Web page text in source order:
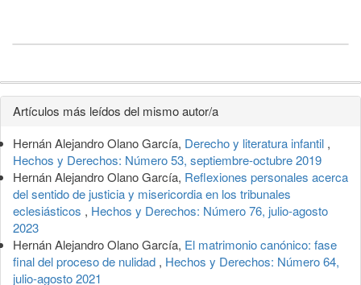
Detalles
del
artículo
Artículos más leídos del mismo autor/a
Hernán Alejandro Olano García, Derecho y literatura infantil ,
Hechos y Derechos: Número 53, septiembre-octubre 2019
Hernán Alejandro Olano García, Reflexiones personales acerca
del sentido de justicia y misericordia en los tribunales
eclesiásticos , Hechos y Derechos: Número 76, julio-agosto
2023
Hernán Alejandro Olano García, El matrimonio canónico: fase
final del proceso de nulidad , Hechos y Derechos: Número 64,
julio-agosto 2021